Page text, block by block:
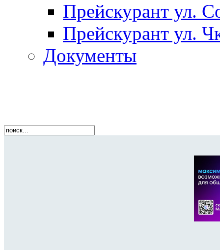
Прейскурант ул.
Прейскурант ул.
Документы